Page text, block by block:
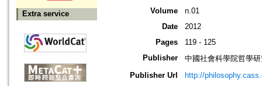
Extra service
Volume
n.01
Date
2012
Pages
119 - 125
Publisher
中國社會科學院哲學
Publisher Url
http://